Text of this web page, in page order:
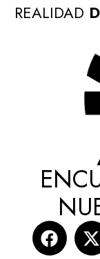
REALIDAD